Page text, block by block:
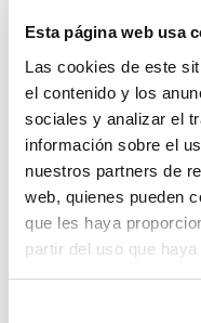
Esta página web usa
Las cookies de este
el contenido y los
sociales y analizar el
información sobre el
nuestros partners de
web, quienes pueden
que les haya
partir del uso que
una mejor
los distintos
Te animamos a
dónde recibirás
electrónico las
relevante para
la Newsletterdel
Además, si todavía
olvides registrarte
comentar las